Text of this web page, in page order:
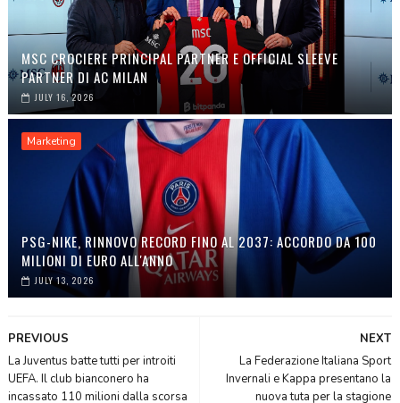
MSC CROCIERE PRINCIPAL PARTNER E OFFICIAL SLEEVE
PARTNER DI AC MILAN
JULY 16, 2026
Marketing
PSG-NIKE, RINNOVO RECORD FINO AL 2037: ACCORDO DA 100
MILIONI DI EURO ALL'ANNO
JULY 13, 2026
NEXT
La Federazione Italiana Sport
Invernali e Kappa presentano la
nuova tuta per la stagione
PREVIOUS
La Juventus batte tutti per introiti
UEFA. Il club bianconero ha
incassato 110 milioni dalla scorsa